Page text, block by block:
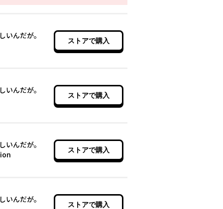
いんだが。
ストアで購入
いんだが。
ストアで購入
いんだが。
ストアで購入
いんだが。
ストアで購入